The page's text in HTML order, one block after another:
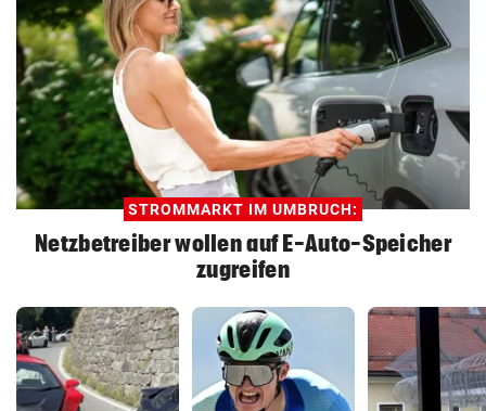
STROMMARKT IM UMBRUCH:
Netzbetreiber wollen auf E-Auto-Speicher
zugreifen